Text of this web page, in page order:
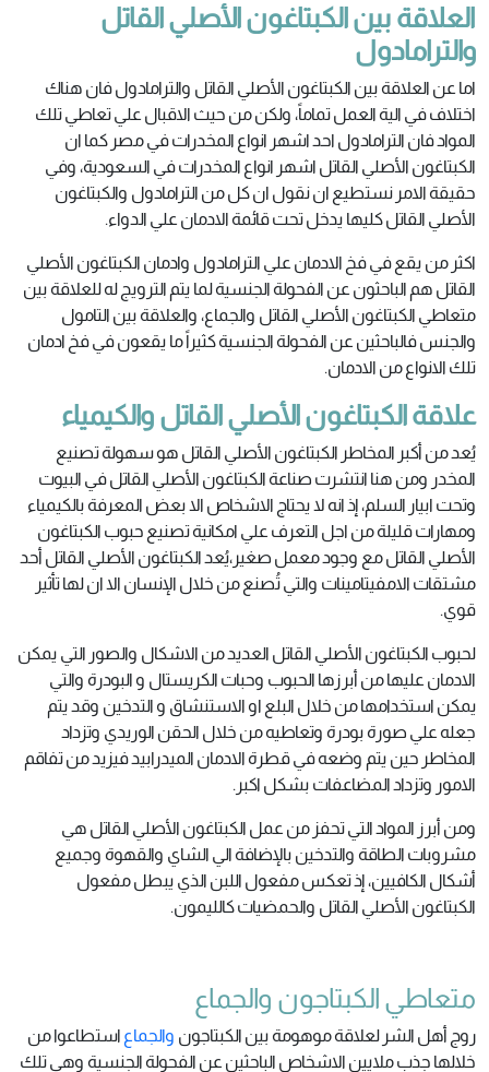
العلاقة بين الكبتاغون الأصلي القاتل
والترامادول
اما عن العلاقة بين الكبتاغون الأصلي القاتل والترامادول فان هناك
اختلاف في الية العمل تماماً، ولكن من حيث الاقبال علي تعاطي تلك
المواد فان الترامادول احد اشهر انواع المخدرات في مصر كما ان
الكبتاغون الأصلي القاتل اشهر انواع المخدرات في السعودية، وفي
حقيقة الامر نستطيع ان نقول ان كل من الترامادول والكبتاغون
الأصلي القاتل كليها يدخل تحت قائمة الادمان علي الدواء.
اكثر من يقع في فخ الادمان علي الترامادول وادمان الكبتاغون الأصلي
القاتل هم الباحثون عن الفحولة الجنسية لما يتم الترويج له للعلاقة بين
متعاطي الكبتاغون الأصلي القاتل والجماع، والعلاقة بين التامول
والجنس فالباحثين عن الفحولة الجنسية كثيراً ما يقعون في فخ ادمان
تلك الانواع من الادمان.
علاقة الكبتاغون الأصلي القاتل والكيمياء
يُعد من أكبر المخاطر الكبتاغون الأصلي القاتل هو سهولة تصنيع
المخدر ومن هنا انتشرت صناعة الكبتاغون الأصلي القاتل في البيوت
وتحت ابيار السلم، إذ انه لا يحتاج الاشخاص الا بعض المعرفة بالكيمياء
ومهارات قليلة من اجل التعرف علي امكانية تصنيع حبوب الكبتاغون
الأصلي القاتل مع وجود معمل صغير،يُعد الكبتاغون الأصلي القاتل أحد
مشتقات الامفيتامينات والتي تُصنع من خلال الإنسان الا ان لها تأثير
قوي.
لحبوب الكبتاغون الأصلي القاتل العديد من الاشكال والصور التي يمكن
الادمان عليها من أبرزها الحبوب وحبات الكريستال و البودرة والتي
يمكن استخدامها من خلال البلع او الاستنشاق و التدخين وقد يتم
جعله علي صورة بودرة وتعاطيه من خلال الحقن الوريدي وتزداد
المخاطر حين يتم وضعه في قطرة الادمان الميدرابيد فيزيد من تفاقم
الامور وتزداد المضاعفات بشكل اكبر.
ومن أبرز المواد التي تحفز من عمل الكبتاغون الأصلي القاتل هي
مشروبات الطاقة والتدخين بالإضافة الي الشاي والقهوة وجميع
أشكال الكافيين، إذ تعكس مفعول اللبن الذي يبطل مفعول
الكبتاغون الأصلي القاتل والحمضيات كالليمون.
متعاطي الكبتاجون والجماع
روج أهل الشر لعلاقة موهومة بين الكبتاجون والجماع استطاعوا من
خلالها جذب ملايين الاشخاص الباحثين عن الفحولة الجنسية وهي تلك